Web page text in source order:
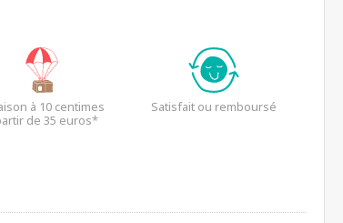
à 10 centimes
de 35 euros*
Satisfait ou remboursé